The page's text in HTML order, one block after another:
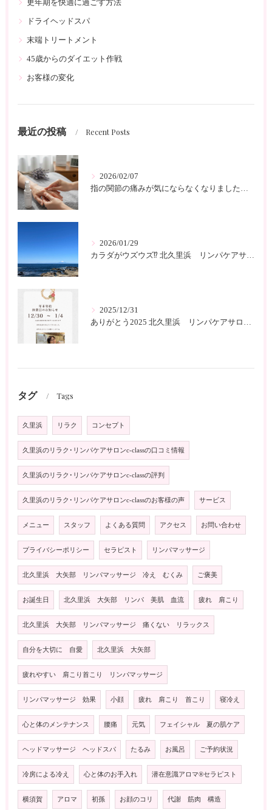
更年期を快適に過ごす方法
ドライヘッドスパ
末端トリートメント
45歳からのダイエット作戦
お客様の変化
最近の投稿 Recent Posts
2026/02/07
指の関節の痛みが気にならなくなりました 北久里浜 リンパケアサロンc-class
2026/01/29
カラダがウズウズ⁉️ 北久里浜 リンパケアサロンc-class
2025/12/31
ありがとう2025 北久里浜 リンパケアサロンc-class
タグ Tags
久里浜 リラク コンセプト
久里浜のリラク･リンパケアサロンc-classの口コミ情報
久里浜のリラク･リンパケアサロンc-classの評判
久里浜のリラク･リンパケアサロンc-classのお客様の声 サービス
メニュー スタッフ よくある質問 アクセス お問い合わせ
プライバシーポリシー セラピスト リンパマッサージ
北久里浜 大矢部 リンパマッサージ 冷え むくみ ご褒美
お誕生日 北久里浜 大矢部 リンパ 美肌 血流 疲れ 肩こり
北久里浜 大矢部 リンパマッサージ 痛くない リラックス
自分を大切に 自愛 北久里浜 大矢部
疲れやすい 肩こり首こり リンパマッサージ
リンパマッサージ 効果 小顔 疲れ 肩こり 首こり 寝冷え
心と体のメンテナンス 腰痛 元気 フェイシャル 夏の肌ケア
ヘッドマッサージ ヘッドスパ たるみ お風呂 ご予約状況
冷房による冷え 心と体のお手入れ 潜在意識アロマ®️セラピスト
横須賀 アロマ 初孫 お顔のコリ 代謝 筋肉 構造